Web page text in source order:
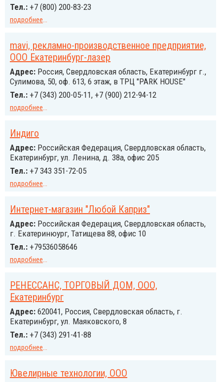
Тел.: +7 (800) 200-83-23
подробнее...
mavi, рекламно-производственное предприятие,
ООО Екатеринбург-лазер
Адрес: Россия, Свердловская область, Екатеринбург г.,
Сулимова, 50, оф. 613, 6 этаж, в ТРЦ "PARK HOUSE"
Тел.: +7 (343) 200-05-11, +7 (900) 212-94-12
подробнее...
Индиго
Адрес: Российcкая Федерация, Свердловская область,
Екатеринбург, ул. Ленина, д. 38а, офис 205
Тел.: +7 343 351-72-05
подробнее...
Интернет-магазин "Любой Каприз"
Адрес: Российcкая Федерация, Свердловская область,
г. Екатеринюург, Татищева 88, офис 10
Тел.: +79536058646
подробнее...
РЕНЕССАНС, ТОРГОВЫЙ ДОМ, ООО,
Екатеринбург
Адрес: 620041, Россия, Свердловская область, г.
Екатеринбург, ул. Маяковского, 8
Тел.: +7 (343) 291-41-88
подробнее...
Ювелирные технологии, ООО